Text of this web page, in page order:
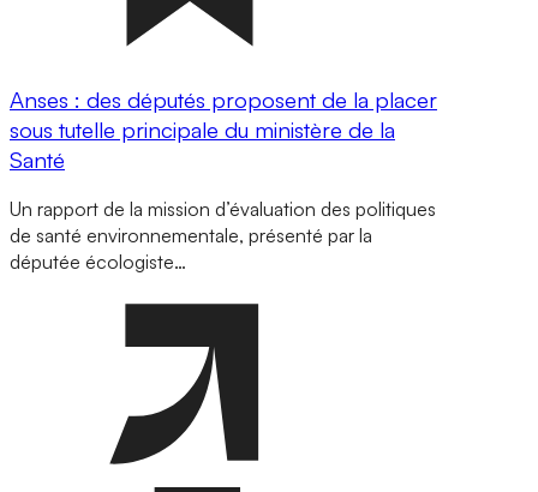
Anses : des députés proposent de la placer
sous tutelle principale du ministère de la
Santé
Un rapport de la mission d’évaluation des politiques
de santé environnementale, présenté par la
députée écologiste…